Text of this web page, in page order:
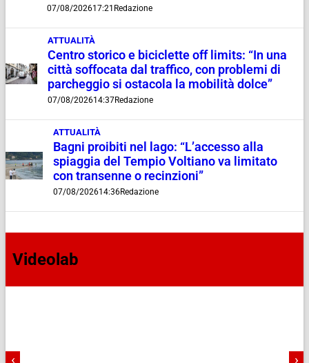
07/08/202617:21 Redazione
ATTUALITÀ
Centro storico e biciclette off limits: “In una
città soffocata dal traffico, con problemi di
parcheggio si ostacola la mobilità dolce”
07/08/202614:37Redazione
ATTUALITÀ
Bagni proibiti nel lago: “L’accesso alla
spiaggia del Tempio Voltiano va limitato
con transenne o recinzioni”
07/08/202614:36Redazione
Videolab
‹ ›